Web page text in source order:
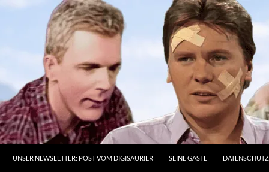
UNSER NEWSLETTER: POST VOM DIGISAURIER SEINE GÄSTE